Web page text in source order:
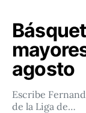
agosto
Escribe
de la Liga de…